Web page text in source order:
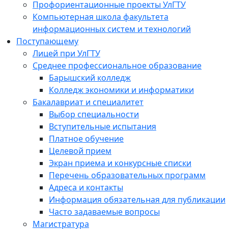
Профориентационные проекты УлГТУ
Компьютерная школа факультета
информационных систем и технологий
Поступающему
Лицей при УлГТУ
Среднее профессиональное образование
Барышский колледж
Колледж экономики и информатики
Бакалавриат и специалитет
Выбор специальности
Вступительные испытания
Платное обучение
Целевой прием
Экран приема и конкурсные списки
Перечень образовательных программ
Адреса и контакты
Информация обязательная для публикации
Часто задаваемые вопросы
Магистратура